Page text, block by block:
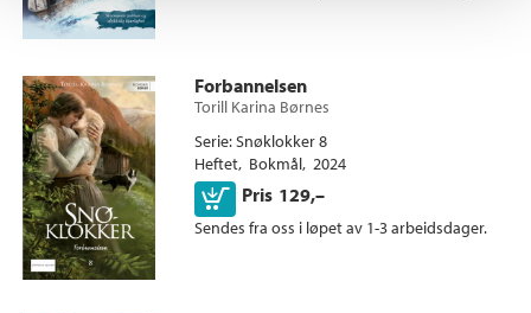
Forbannelsen
Torill Karina Børnes
Serie Snøklokker 8
Heftet Bokmål 2024
Pris 129,–
Kjøp
Sendes fra oss i løpet av 1-3 arbeidsdager.